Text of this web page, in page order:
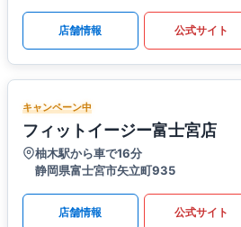
店舗情報 公式サイト
キャンペーン中
フィットイージー富士宮店
柚木駅から車で16分
静岡県富士宮市矢立町935
店舗情報 公式サイト